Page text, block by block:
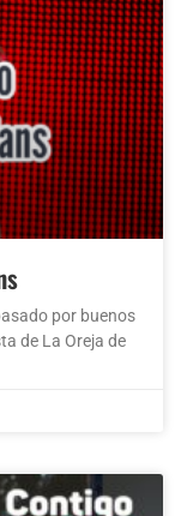
por buenos
de La Oreja de